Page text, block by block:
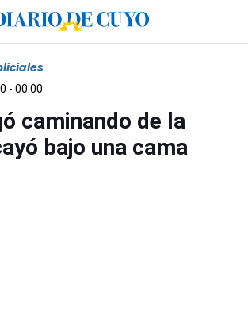
- 00:00
caminando de la
bajo una cama